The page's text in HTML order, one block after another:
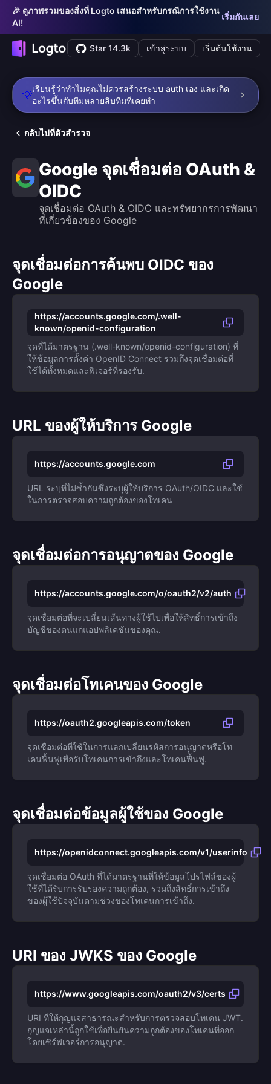
🎉 ดูภาพรวมของสิ่งที่ Logto เสนอสำหรับกรณีการใช้งาน
AI!
เริ่มกันเลย
Star 14.3k เข้าสู่ระบบ เริ่มต้นใช้งาน
💡
เรียนรู้ว่าทำไมคุณไม่ควรสร้างระบบ auth เอง และเกิด
อะไรขึ้นกับทีมหลายสิบทีมที่เคยทำ
กลับไปที่ตัวสำรวจ
Google จุดเชื่อมต่อ OAuth &
OIDC
จุดเชื่อมต่อ OAuth & OIDC และทรัพยากรการพัฒนา
ที่เกี่ยวข้องของ Google
จุดเชื่อมต่อการค้นพบ OIDC ของ
Google
https://accounts.google.com/.well-
known/openid-configuration
จุดที่ได้มาตรฐาน (.well-known/openid-configuration) ที่
ให้ข้อมูลการตั้งค่า OpenID Connect รวมถึงจุดเชื่อมต่อที่
ใช้ได้ทั้งหมดและฟีเจอร์ที่รองรับ.
URL ของผู้ให้บริการ Google
https://accounts.google.com
URL ระบุที่ไม่ซ้ำกันซึ่งระบุผู้ให้บริการ OAuth/OIDC และใช้
ในการตรวจสอบความถูกต้องของโทเคน
จุดเชื่อมต่อการอนุญาตของ Google
https://accounts.google.com/o/oauth2/v2/auth
จุดเชื่อมต่อที่จะเปลี่ยนเส้นทางผู้ใช้ไปเพื่อให้สิทธิ์การเข้าถึง
บัญชีของตนแก่แอปพลิเคชันของคุณ.
จุดเชื่อมต่อโทเคนของ Google
https://oauth2.googleapis.com/token
จุดเชื่อมต่อที่ใช้ในการแลกเปลี่ยนรหัสการอนุญาตหรือโท
เคนฟื้นฟูเพื่อรับโทเคนการเข้าถึงและโทเคนฟื้นฟู.
จุดเชื่อมต่อข้อมูลผู้ใช้ของ Google
https://openidconnect.googleapis.com/v1/userinfo
จุดเชื่อมต่อ OAuth ที่ได้มาตรฐานที่ให้ข้อมูลโปรไฟล์ของผู้
ใช้ที่ได้รับการรับรองความถูกต้อง, รวมถึงสิทธิ์การเข้าถึง
ของผู้ใช้ปัจจุบันตามช่วงของโทเคนการเข้าถึง.
URI ของ JWKS ของ Google
https://www.googleapis.com/oauth2/v3/certs
URI ที่ให้กุญแจสาธารณะสำหรับการตรวจสอบโทเคน JWT.
กุญแจเหล่านี้ถูกใช้เพื่อยืนยันความถูกต้องของโทเคนที่ออก
โดยเซิร์ฟเวอร์การอนุญาต.